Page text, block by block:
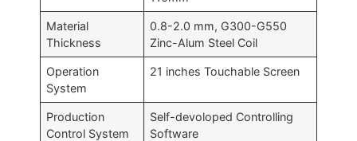
Material
Thickness
0.8-2.0 mm, G300-G550
Zinc-Alum Steel Coil
Operation
System
21 inches Touchable Screen
Production
Control System
Self-devoloped Controlling
Software